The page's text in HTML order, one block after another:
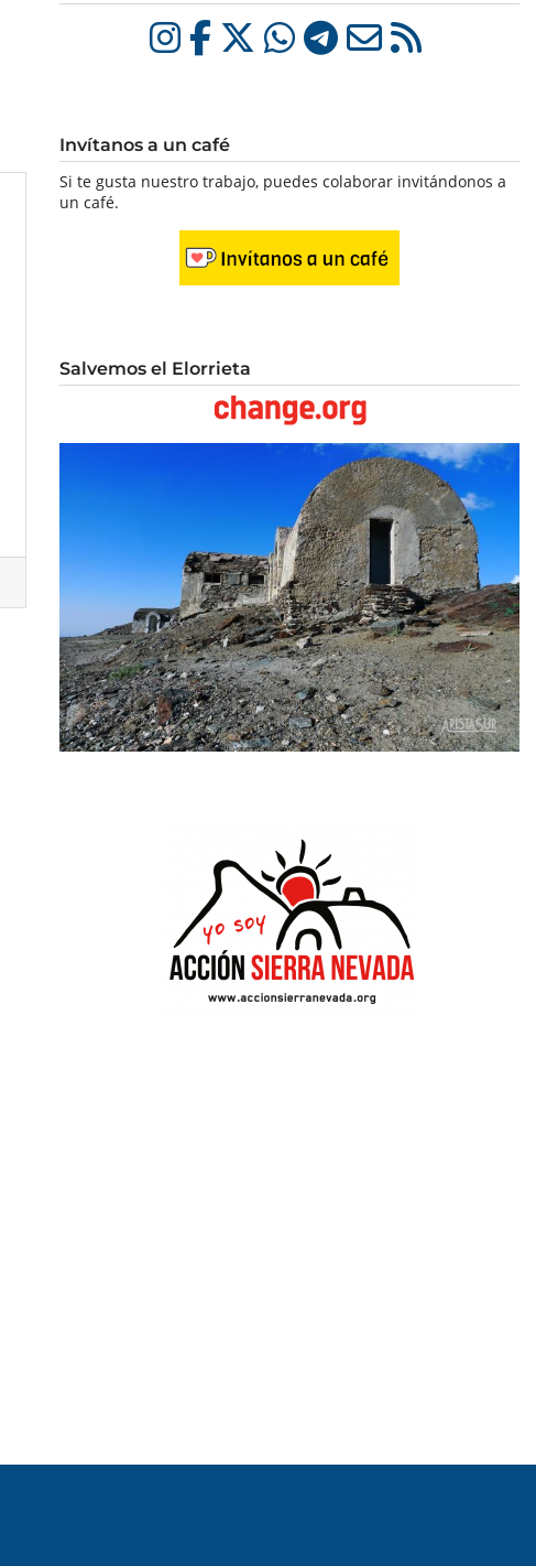
Invítanos a un café
Si te gusta nuestro trabajo, puedes colaborar invitándonos a
un café.
Salvemos el Elorrieta